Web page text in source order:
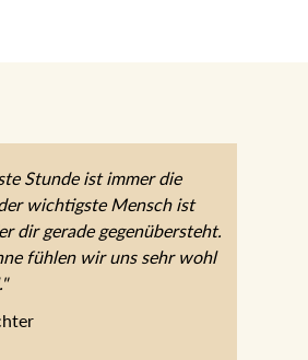
Stunde ist immer die
wichtigste Mensch ist
dir gerade gegenübersteht.
fühlen wir uns sehr wohl